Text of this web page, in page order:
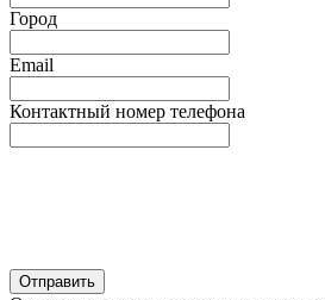
Город
Email
Контактный номер телефона